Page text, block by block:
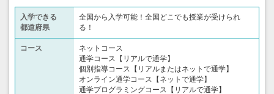
入学できる
都道府県
全国から入学可能！全国どこでも授業が受けられ
る！
コース
ネットコース
通学コース【リアルで通学】
個別指導コース【リアルまたはネットで通学】
オンライン通学コース【ネットで通学】
通学プログラミングコース【リアルで通学】